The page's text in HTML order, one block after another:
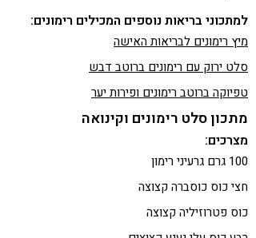
למתכוני בריאות נוספים המכילים רימונים:
מיץ רימונים לבריאות האישה
סלט ירוק עם רימונים ברוטב דבש
טפיוקה ברוטב רימונים ופירות יער
מתכון סלט רימונים וקינואה
מצרכים:
100 גרם גרעיני רימון
חצי כוס כוסברה קצוצה
כוס פטרוזיליה קצוצה